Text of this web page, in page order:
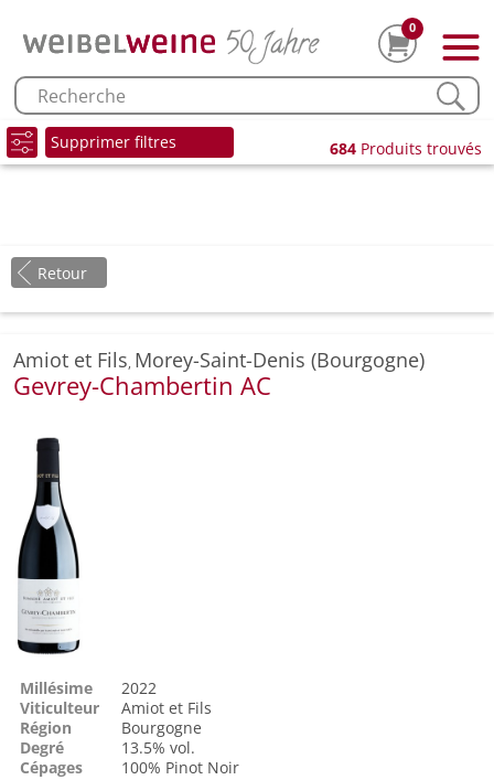
0
Supprimer filtres 684 Produits trouvés
Retour
Amiot et Fils, Morey-Saint-Denis (Bourgogne)
Gevrey-Chambertin AC
Millésime
2022
Viticulteur
Amiot et Fils
Région
Bourgogne
Degré
13.5% vol.
Cépages
100% Pinot Noir